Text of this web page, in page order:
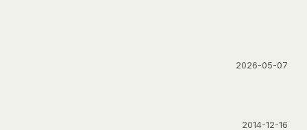
2026-05-07
2014-12-16